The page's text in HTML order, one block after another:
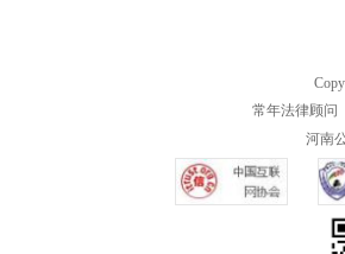
常年法律顾问
河南